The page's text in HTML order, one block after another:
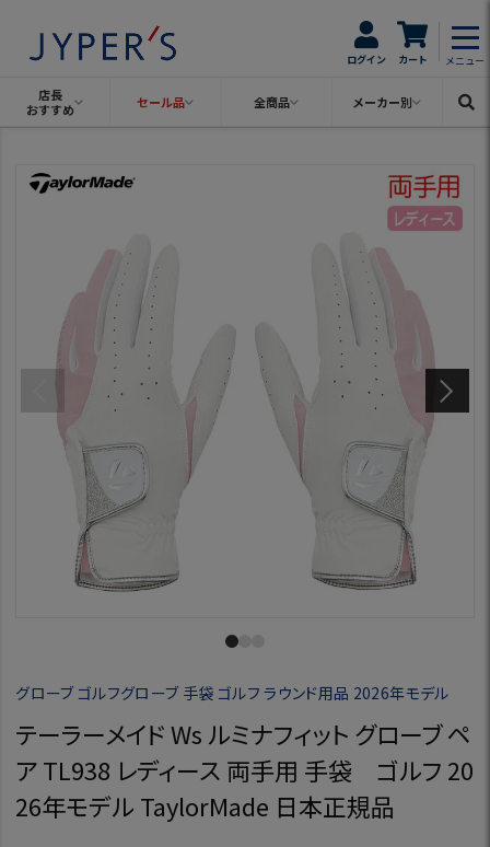
ログイン カート メニュー
店長
おすすめ
セール品 全商品 メーカー別
グローブ ゴルフグローブ 手袋 ゴルフ ラウンド用品 2026年モデル
テーラーメイド Ws ルミナフィット グローブ ペ
ア TL938 レディース 両手用 手袋 ゴルフ 20
26年モデル TaylorMade 日本正規品